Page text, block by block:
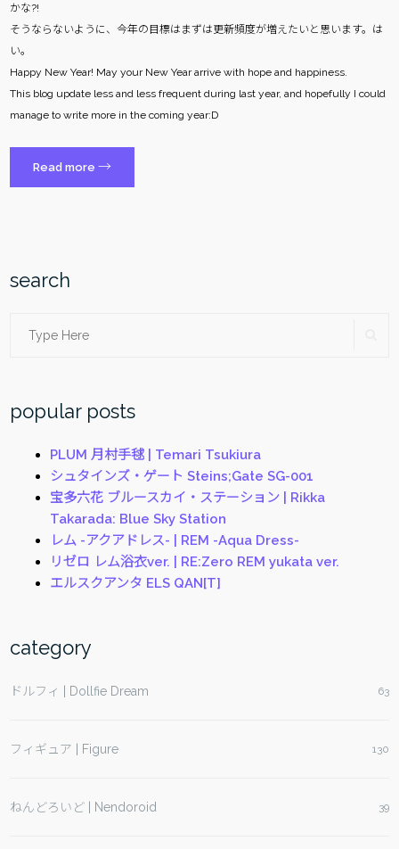
かな?!
そうならないように、今年の目標はまずは更新頻度が増えたいと思います。は
い。
Happy New Year! May your New Year arrive with hope and happiness.
This blog update less and less frequent during last year, and hopefully I could
manage to write more in the coming year:D
Read more“あ
け
い
ま
す
2019
|
Happy
New
Year!”
→
search
Search
popular posts
PLUM 月村手毬 | Temari Tsukiura
シュタインズ・ゲート Steins;Gate SG-001
宝多六花 ブルースカイ・ステーション | Rikka
Takarada: Blue Sky Station
レム -アクアドレス- | REM -Aqua Dress-
リゼロ レム浴衣ver. | RE:Zero REM yukata ver.
エルスクアンタ ELS QAN[T]
category
ドルフィ | Dollfie Dream 63
フィギュア | Figure 130
ねんどろいど | Nendoroid 39